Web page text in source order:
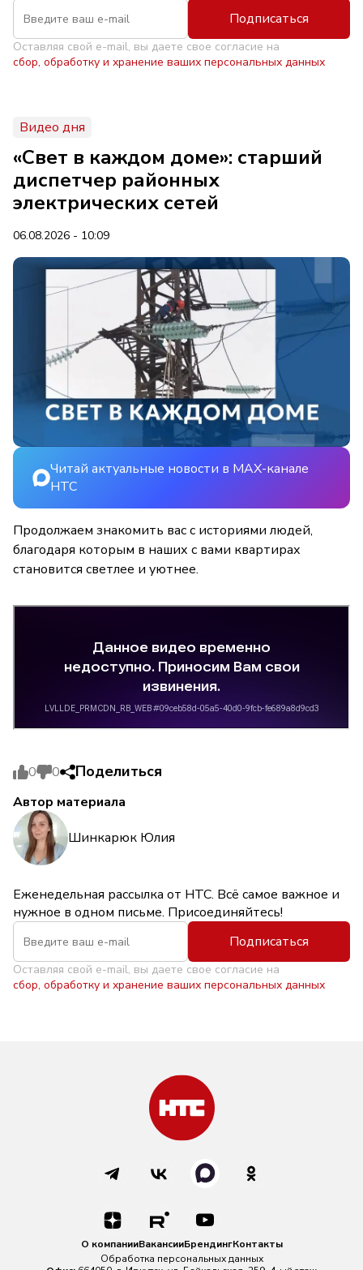
Подписаться
Оставляя свой e-mail, вы даете свое согласие на
сбор, обработку и хранение ваших персональных данных
Видео дня
«Свет в каждом доме»: старший
диспетчер районных
электрических сетей
06.08.2026 - 10:09
Читай актуальные новости в MAX-канале
НТС
Продолжаем знакомить вас с историями людей,
благодаря которым в наших с вами квартирах
становится светлее и уютнее.
0 0 Поделиться
Автор материала
Шинкарюк Юлия
Еженедельная рассылка от НТС. Всё самое важное и
нужное в одном письме. Присоединяйтесь!
Подписаться
Оставляя свой e-mail, вы даете свое согласие на
сбор, обработку и хранение ваших персональных данных
О компанииВакансииБрендингКонтакты
Обработка персональных данных